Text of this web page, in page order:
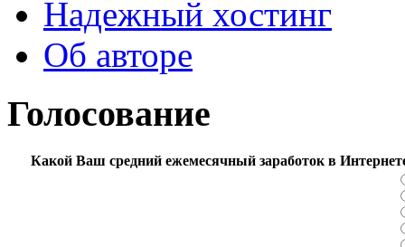
Надежный хостинг
Об авторе
Голосование
Какой Ваш средний ежемесячный заработок в